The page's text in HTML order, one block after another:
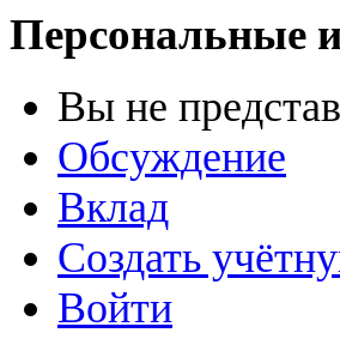
Персональные
Вы не
Обсуждение
Вклад
Создать
Войти